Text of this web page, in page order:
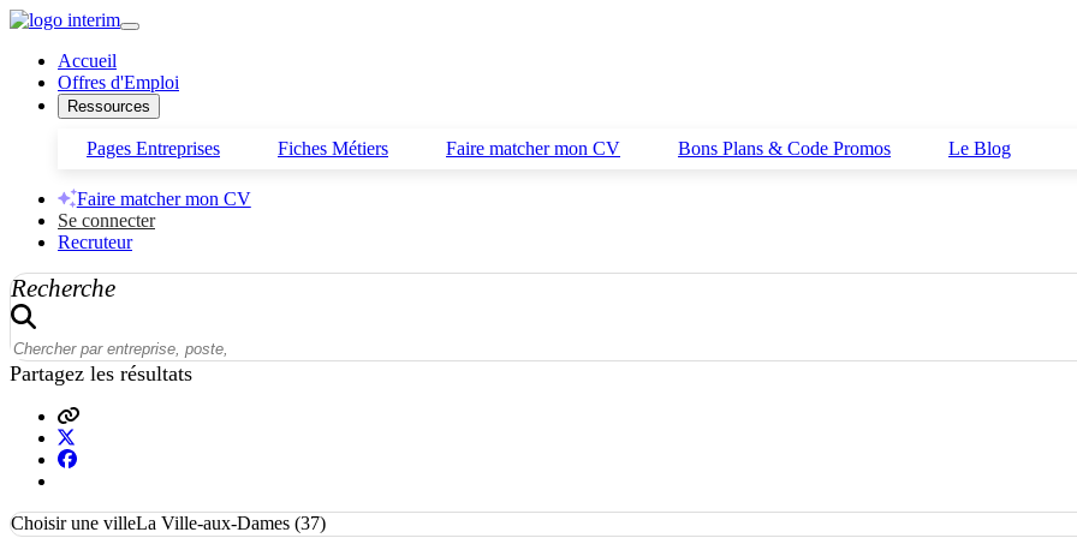
Accueil
Offres d'Emploi
Ressources
Pages Entreprises Fiches Métiers Faire matcher mon CV Bons Plans & Code Promos Le Blog
Faire matcher mon CV
Se connecter
Recruteur
Recherche
Partagez les résultats
Choisir une villeLa Ville-aux-Dames (37)